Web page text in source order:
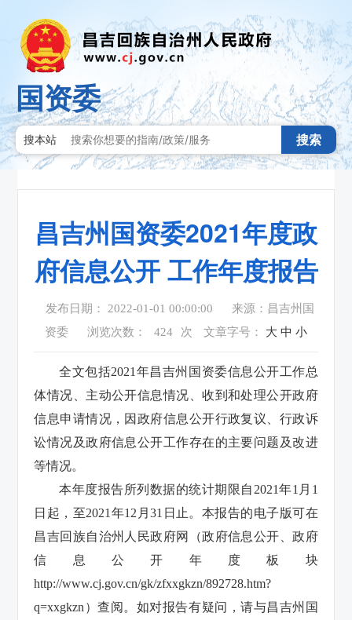
国资委
搜本站 搜索
昌吉州国资委2021年度政
府信息公开 工作年度报告
发布日期： 2022-01-01 00:00:00
来源：昌吉州国
资委
浏览次数： 424 次 文章字号： 大 中 小
全文包括2021年昌吉州国资委信息公开工作总
体情况、主动公开信息情况、收到和处理公开政府
信息申请情况，因政府信息公开行政复议、行政诉
讼情况及政府信息公开工作存在的主要问题及改进
等情况。
本年度报告所列数据的统计期限自2021年1月1
日起，至2021年12月31日止。本报告的电子版可在
昌吉回族自治州人民政府网（政府信息公开、政府
信息公开年度板块
http://www.cj.gov.cn/gk/zfxxgkzn/892728.htm?
q=xxgkzn）查阅。如对报告有疑问，请与昌吉州国